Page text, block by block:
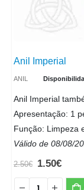
Anil Imperial
ANIL
Anil Imperial
Apresentação: 1
Função: Limpeza
Válido de 08/08/
2.50€ 1.50€